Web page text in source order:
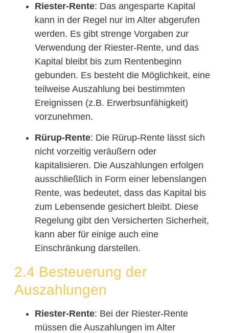
Riester-Rente: Das angesparte Kapital
kann in der Regel nur im Alter abgerufen
werden. Es gibt strenge Vorgaben zur
Verwendung der Riester-Rente, und das
Kapital bleibt bis zum Rentenbeginn
gebunden. Es besteht die Möglichkeit, eine
teilweise Auszahlung bei bestimmten
Ereignissen (z.B. Erwerbsunfähigkeit)
vorzunehmen.
Rürup-Rente: Die Rürup-Rente lässt sich
nicht vorzeitig veräußern oder
kapitalisieren. Die Auszahlungen erfolgen
ausschließlich in Form einer lebenslangen
Rente, was bedeutet, dass das Kapital bis
zum Lebensende gesichert bleibt. Diese
Regelung gibt den Versicherten Sicherheit,
kann aber für einige auch eine
Einschränkung darstellen.
2.4 Besteuerung der
Auszahlungen
Riester-Rente: Bei der Riester-Rente
müssen die Auszahlungen im Alter